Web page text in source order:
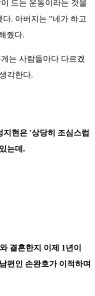
드는 운동이라는 것을
. 아버지는 "네가 하고
줬다.
는 사람들마다 다르겠
각한다.
지현은 '상당히 조심스럽
는데.
결혼한지 이제 1년이
편인 손완호가 이적하며